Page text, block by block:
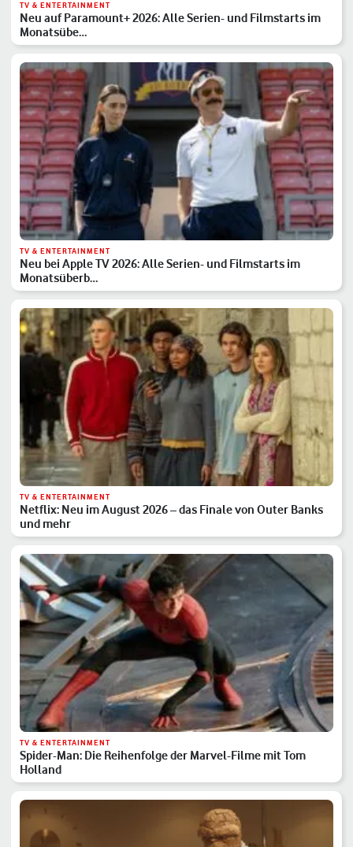
TV & ENTERTAINMENT
Neu auf Paramount+ 2026: Alle Serien- und Filmstarts im
Monatsübe…
TV & ENTERTAINMENT
Neu bei Apple TV 2026: Alle Serien- und Filmstarts im
Monatsüberb…
TV & ENTERTAINMENT
Netflix: Neu im August 2026 – das Finale von Outer Banks
und mehr
TV & ENTERTAINMENT
Spider-Man: Die Reihenfolge der Marvel-Filme mit Tom
Holland